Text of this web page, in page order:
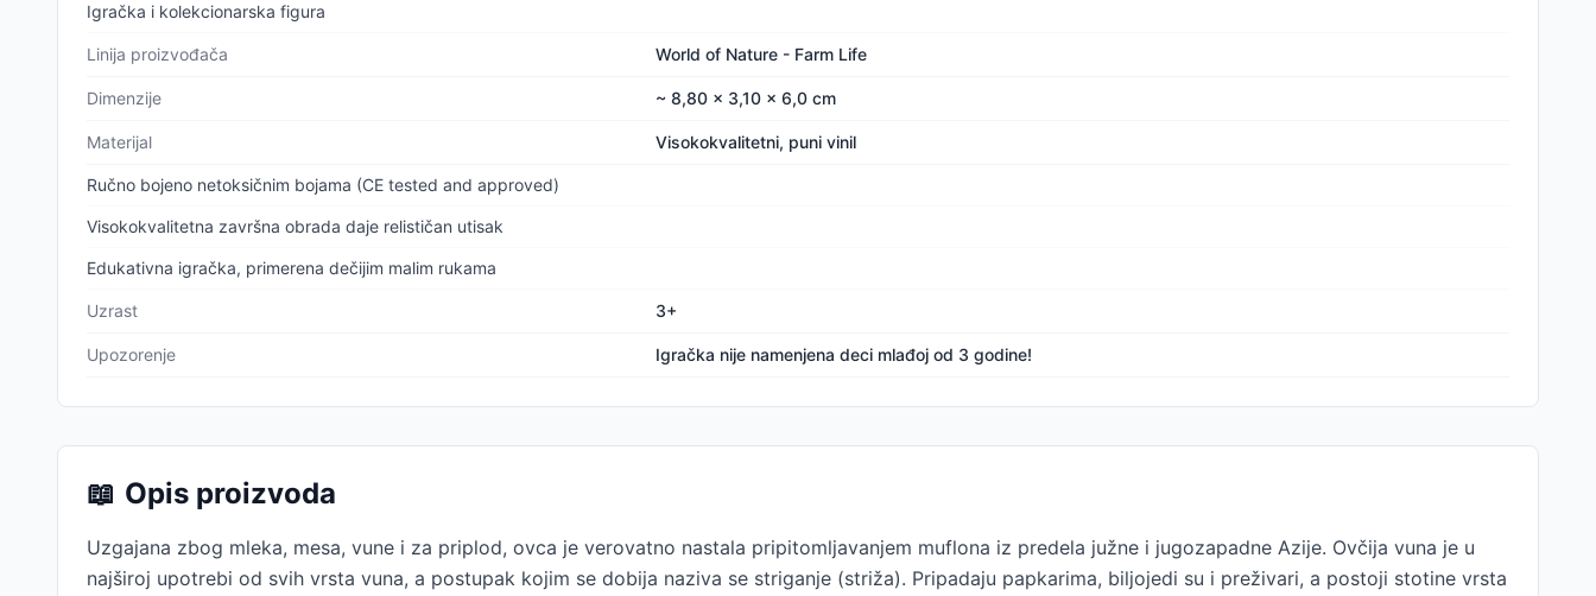
Igračka i kolekcionarska figura
Linija proizvođača World of Nature - Farm Life
Dimenzije ~ 8,80 x 3,10 x 6,0 cm
Materijal Visokokvalitetni, puni vinil
Ručno bojeno netoksičnim bojama (CE tested and approved)
Visokokvalitetna završna obrada daje relističan utisak
Edukativna igračka, primerena dečijim malim rukama
Uzrast 3+
Upozorenje Igračka nije namenjena deci mlađoj od 3 godine!
📖 Opis proizvoda
Uzgajana zbog mleka, mesa, vune i za priplod, ovca je verovatno nastala pripitomljavanjem muflona iz predela južne i jugozapadne Azije. Ovčija vuna je u
najširoj upotrebi od svih vrsta vuna, a postupak kojim se dobija naziva se striganje (striža). Pripadaju papkarima, biljojedi su i preživari, a postoji stotine vrsta